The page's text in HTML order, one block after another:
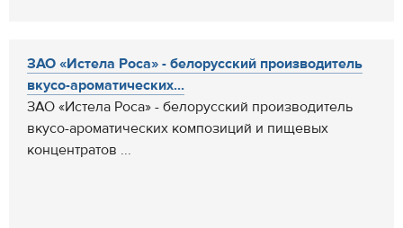
ЗАО «Истела Роса» - белорусский производитель
вкусо-ароматических...
ЗАО «Истела Роса» - белорусский производитель
вкусо-ароматических композиций и пищевых
концентратов ...